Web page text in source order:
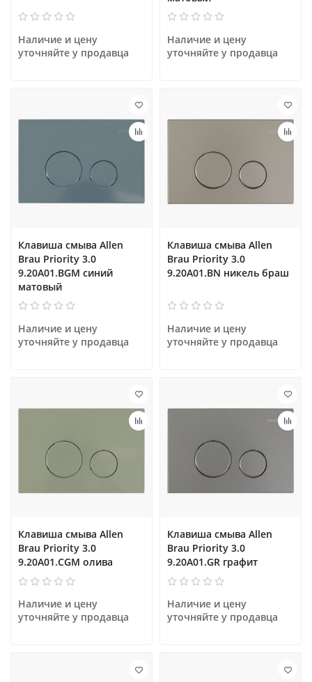
Наличие и цену
уточняйте у продавца
Наличие и цену
уточняйте у продавца
Клавиша смыва Allen
Brau Priority 3.0
9.20A01.BGM синий
матовый
Наличие и цену
уточняйте у продавца
Клавиша смыва Allen
Brau Priority 3.0
9.20A01.BN никель браш
Наличие и цену
уточняйте у продавца
Клавиша смыва Allen
Brau Priority 3.0
9.20A01.CGM олива
Наличие и цену
уточняйте у продавца
Клавиша смыва Allen
Brau Priority 3.0
9.20A01.GR графит
Наличие и цену
уточняйте у продавца